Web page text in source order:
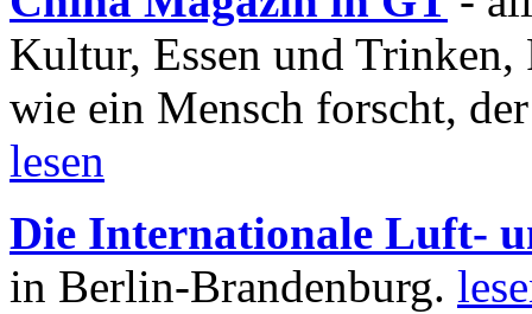
Kultur, Essen und
wie ein Mensch forscht,
lesen
Die Internationale Luft-
in Berlin-Brandenburg.